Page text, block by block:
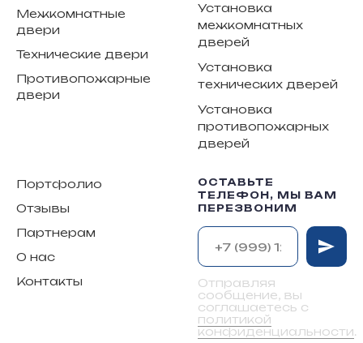
Межкомнатные
двери
Технические двери
Противопожарные
двери
Установка
межкомнатных
дверей
Установка
технических дверей
Установка
противопожарных
дверей
Портфолио
Отзывы
Партнерам
О нас
Контакты
ОСТАВЬТЕ
ТЕЛЕФОН, МЫ ВАМ
ПЕРЕЗВОНИМ
Отправляя
сообщение, вы
соглашаетесь с
политикой
конфиденциальности.